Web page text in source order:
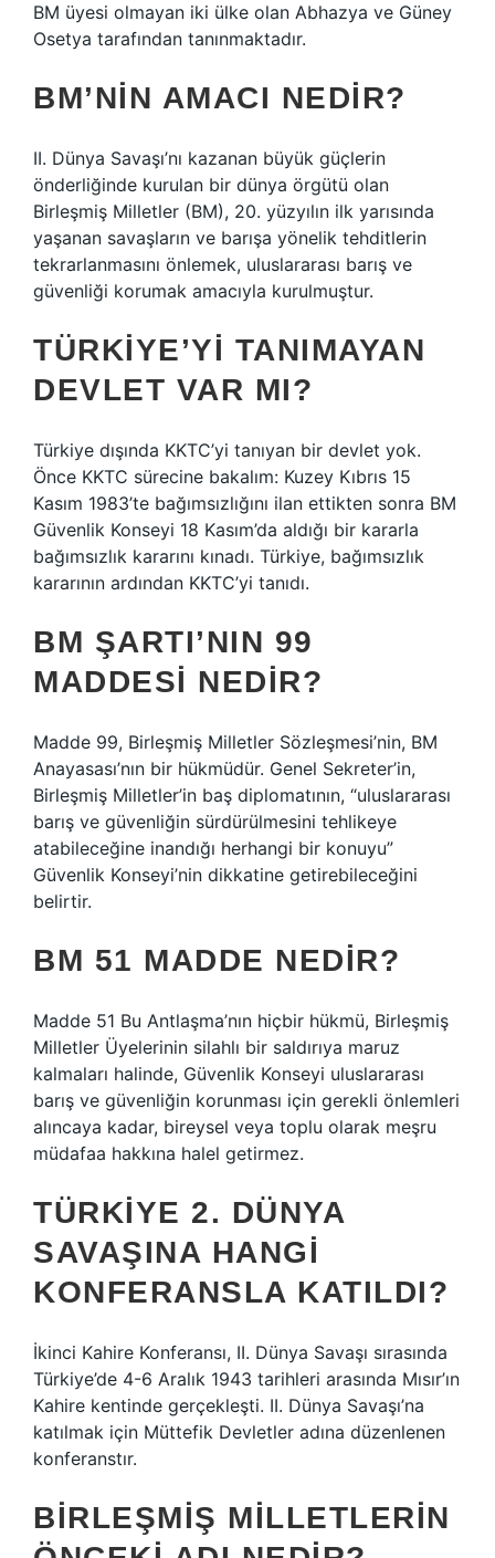
BM üyesi olmayan iki ülke olan Abhazya ve Güney
Osetya tarafından tanınmaktadır.
BM’NIN AMACI NEDIR?
II. Dünya Savaşı’nı kazanan büyük güçlerin
önderliğinde kurulan bir dünya örgütü olan
Birleşmiş Milletler (BM), 20. yüzyılın ilk yarısında
yaşanan savaşların ve barışa yönelik tehditlerin
tekrarlanmasını önlemek, uluslararası barış ve
güvenliği korumak amacıyla kurulmuştur.
TÜRKIYE’YI TANIMAYAN
DEVLET VAR MI?
Türkiye dışında KKTC’yi tanıyan bir devlet yok.
Önce KKTC sürecine bakalım: Kuzey Kıbrıs 15
Kasım 1983’te bağımsızlığını ilan ettikten sonra BM
Güvenlik Konseyi 18 Kasım’da aldığı bir kararla
bağımsızlık kararını kınadı. Türkiye, bağımsızlık
kararının ardından KKTC’yi tanıdı.
BM ŞARTI’NIN 99
MADDESI NEDIR?
Madde 99, Birleşmiş Milletler Sözleşmesi’nin, BM
Anayasası’nın bir hükmüdür. Genel Sekreter’in,
Birleşmiş Milletler’in baş diplomatının, “uluslararası
barış ve güvenliğin sürdürülmesini tehlikeye
atabileceğine inandığı herhangi bir konuyu”
Güvenlik Konseyi’nin dikkatine getirebileceğini
belirtir.
BM 51 MADDE NEDIR?
Madde 51 Bu Antlaşma’nın hiçbir hükmü, Birleşmiş
Milletler Üyelerinin silahlı bir saldırıya maruz
kalmaları halinde, Güvenlik Konseyi uluslararası
barış ve güvenliğin korunması için gerekli önlemleri
alıncaya kadar, bireysel veya toplu olarak meşru
müdafaa hakkına halel getirmez.
TÜRKIYE 2. DÜNYA
SAVAŞINA HANGI
KONFERANSLA KATILDI?
İkinci Kahire Konferansı, II. Dünya Savaşı sırasında
Türkiye’de 4-6 Aralık 1943 tarihleri ​​arasında Mısır’ın
Kahire kentinde gerçekleşti. II. Dünya Savaşı’na
katılmak için Müttefik Devletler adına düzenlenen
konferanstır.
BIRLEŞMIŞ MILLETLERIN